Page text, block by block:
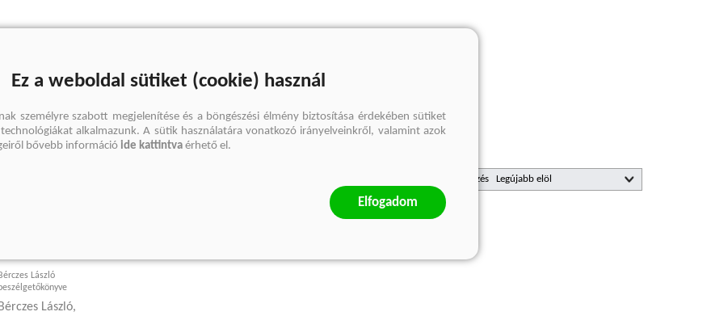
Rendezés
Bérczes László
beszélgetőkönyve
László,
Ez a weboldal sütiket (cookie) használ
személyre szabott megjelenítése és a böngészési élmény biztosítása érdekében sütiket
alkalmazunk. A sütik használatára vonatkozó irányelveinkről, valamint azok
bővebb információide kattintva érhető el.
Elfogadom